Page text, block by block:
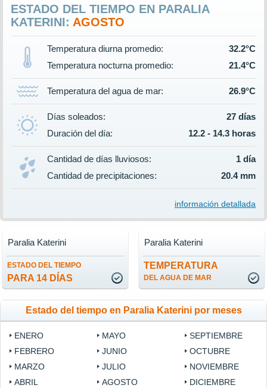
ESTADO DEL TIEMPO EN PARALIA
KATERINI: AGOSTO
Temperatura diurna promedio:
32.2°C
Temperatura nocturna promedio:
21.4°C
Temperatura del agua de mar: 26.9°C
Días soleados:
27 días
Duración del día:
12.2 - 14.3 horas
Cantidad de días lluviosos:
1 día
Cantidad de precipitaciones:
20.4 mm
información detallada
ESTADO DEL TIEMPO
PARA 14 DÍAS
Paralia Katerini
TEMPERATURA
DEL AGUA DE MAR
Paralia Katerini
Estado del tiempo en Paralia Katerini por meses
ENERO
FEBRERO
MARZO
ABRIL
MAYO
JUNIO
JULIO
AGOSTO
SEPTIEMBRE
OCTUBRE
NOVIEMBRE
DICIEMBRE